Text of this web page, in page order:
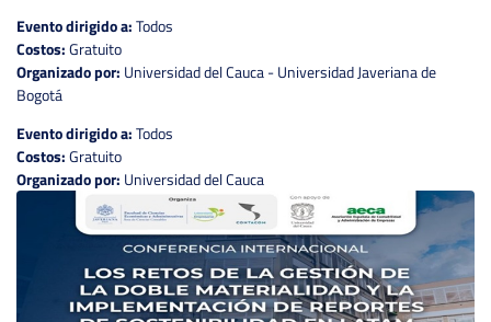
Evento dirigido a:Todos
Costos:Gratuito
Organizado por: Universidad del Cauca - Universidad Javeriana de
Bogotá
Evento dirigido a:Todos
Costos:Gratuito
Organizado por: Universidad del Cauca